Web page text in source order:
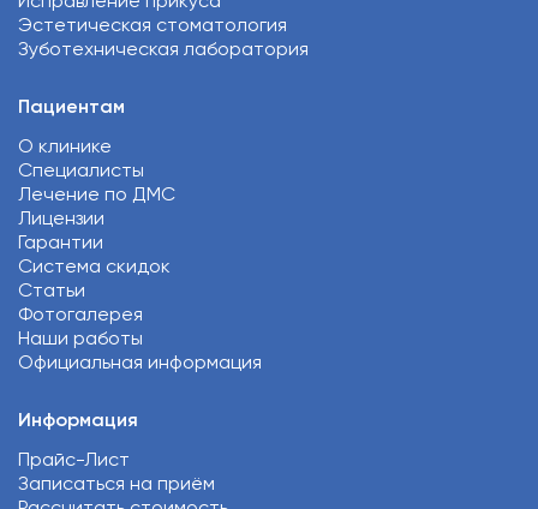
Эстетическая стоматология
Зуботехническая лаборатория
Пациентам
О клинике
Специалисты
Лечение по ДМС
Лицензии
Гарантии
Система скидок
Статьи
Фотогалерея
Наши работы
Официальная информация
Информация
Прайс-Лист
Записаться на приём